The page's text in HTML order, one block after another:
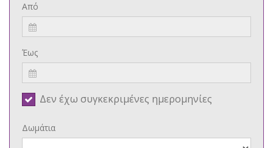
Από
Έως
Δεν έχω συγκεκριμένες ημερομηνίες
Δωμάτια